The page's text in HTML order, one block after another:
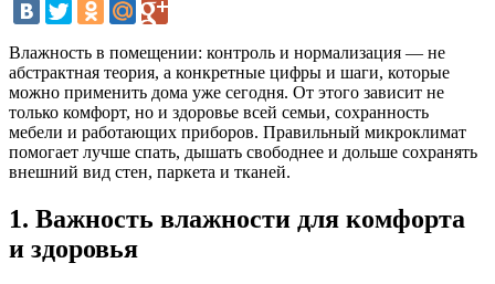
Влажность в помещении: контроль и нормализация — не
абстрактная теория, а конкретные цифры и шаги, которые
можно применить дома уже сегодня. От этого зависит не
только комфорт, но и здоровье всей семьи, сохранность
мебели и работающих приборов. Правильный микроклимат
помогает лучше спать, дышать свободнее и дольше сохранять
внешний вид стен, паркета и тканей.
1. Важность влажности для комфорта
и здоровья